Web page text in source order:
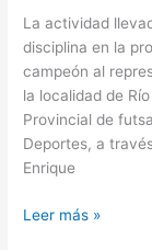
La actividad
disciplina en la
campeón al
la localidad de
Provincial de
Deportes, a
Enrique
Regional
de
futsal
femenino
Leer más »